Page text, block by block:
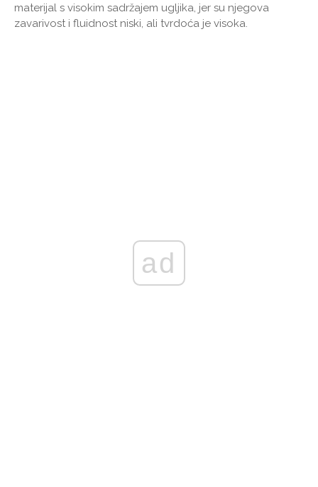
materijal s visokim sadržajem ugljika, jer su njegova
zavarivost i fluidnost niski, ali tvrdoća je visoka.
ad